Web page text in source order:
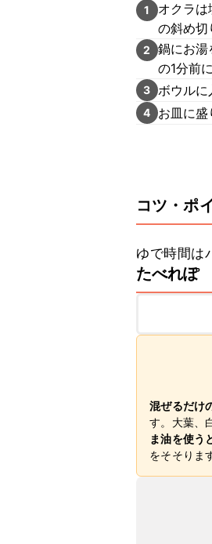
1
オクラ
の斜め切
2
鍋にお湯
の1分前
3 ボウルに
4 お皿に盛
コツ・ポ
ゆで時間は
たべれぽ
混ぜるだけ
す。大葉、
ま油を使う
をそそりま